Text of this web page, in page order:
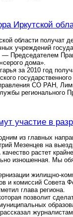
Иркутской
области получат
учреждений
— Председателем
дома».
за 2010 год
СО РАН,
регионального
участие в
из главных
Мезенцев на
растет
изношенная. Мы
жилищно-
и комиссий
глава региона.
позволит